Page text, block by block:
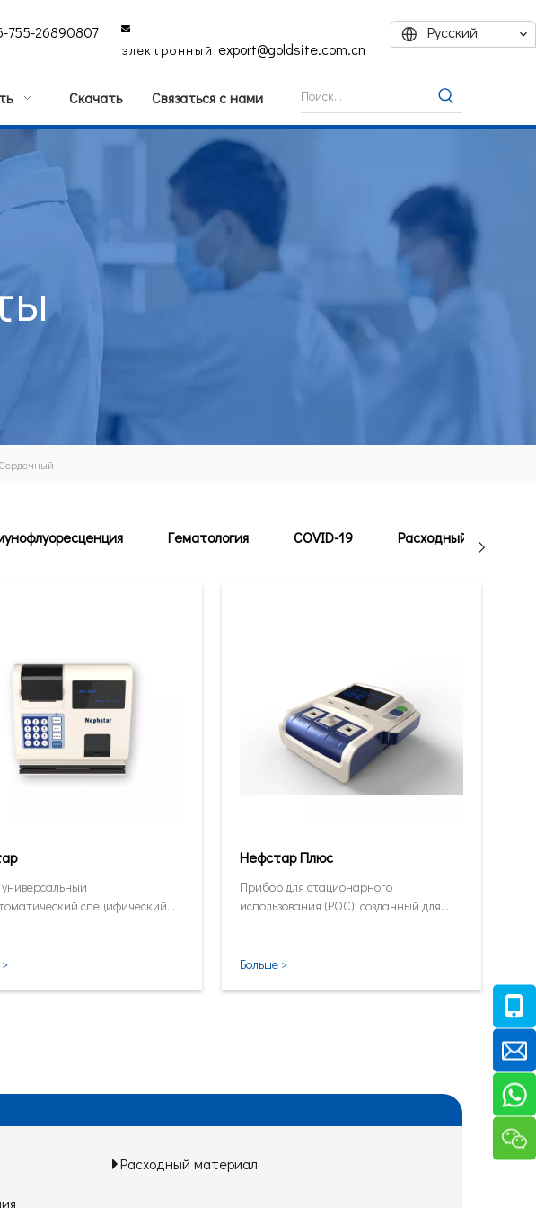
755-26890807 
электронный: export@goldsite.com.cn
Pусский
Скачать Связаться с нами
Сердечный
Гематология COVID-19 Расходный материал
специфический
белков
Нефстар Плюс
Прибор для стационарного
использования (POC), созданный для
быстрого тестирования HbA1C, CRP,
Больше >
Расходный материал